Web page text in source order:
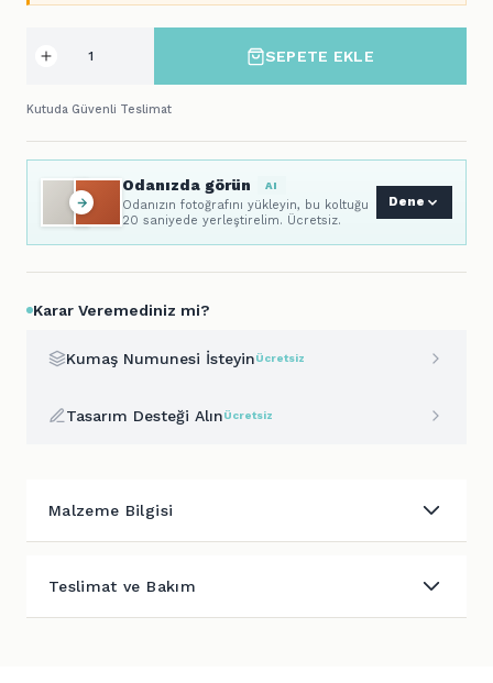
SEPETE EKLE
Kutuda Güvenli Teslimat
Odanızda görün AI
Odanızın fotoğrafını yükleyin, bu koltuğu
20 saniyede yerleştirelim. Ücretsiz.
Dene
Karar Veremediniz mi?
Kumaş Numunesi İsteyinÜcretsiz
Tasarım Desteği AlınÜcretsiz
Malzeme Bilgisi
Teslimat ve Bakım